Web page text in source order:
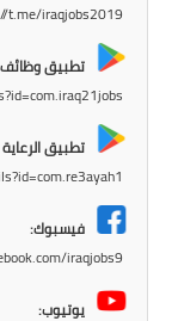
t.me/iraqjobs2019
تطبيق وظائف
تطبيق
فيسبوك:
iraqjobs9
يوتيوب: